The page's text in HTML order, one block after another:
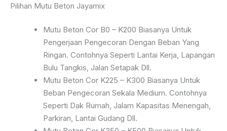
Pilihan Mutu Beton Jayamix
Mutu Beton Cor B0 – K200 Biasanya Untuk
Pengerjaan Pengecoran Dengan Beban Yang
Ringan. Contohnya Seperti Lantai Kerja, Lapangan
Bulu Tangkis, Jalan Setapak Dll.
Mutu Beton Cor K225 – K300 Biasanya Untuk
Beban Pengecoran Sekala Medium. Contohnya
Seperti Dak Rumah, Jalam Kapasitas Menengah,
Parkiran, Lantai Gudang Dll.